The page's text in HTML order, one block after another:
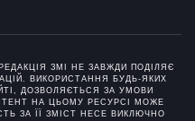
ЗМІ НЕ ЗАВЖДИ ПОДІЛЯЄ
ВИКОРИСТАННЯ БУДЬ-ЯКИХ
ДОЗВОЛЯЄТЬСЯ ЗА УМОВИ
НА ЦЬОМУ РЕСУРСІ МОЖЕ
ЗА ЇЇ ЗМІСТ НЕСЕ ВИКЛЮЧНО